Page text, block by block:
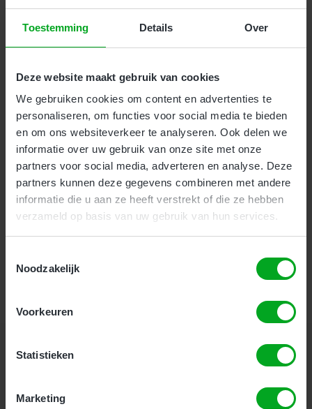
Toestemming Details Over
Deze website maakt gebruik van cookies
We gebruiken cookies om content en advertenties te
personaliseren, om functies voor social media te bieden
en om ons websiteverkeer te analyseren. Ook delen we
informatie over uw gebruik van onze site met onze
partners voor social media, adverteren en analyse. Deze
partners kunnen deze gegevens combineren met andere
informatie die u aan ze heeft verstrekt of die ze hebben
verzameld op basis van uw gebruik van hun services.
Noodzakelijk
Voorkeuren
Statistieken
Marketing
Bedrijven Particulieren
Voor operationeel leidinggevenden is ook een e-
voorbereiding op het VCA examen. Gemiddeld zijn
onze cursisten 10 uur met de e-learning bezig. Na
het bestellen van de e-learning ontvangt u direct een
inlogcode zodat u met de e-learning kunt starten.
Het examen volgt u bij een van onze locaties. Het
VCA certificaat is 10 jaar geldig.
Kosten: € 149,95 (€ 181,44 incl. btw)
Meer Informatie
VCA cursussenin